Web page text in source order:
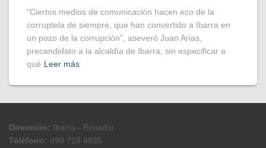
“Ciertos medios de comunicación hacen eco de la
corruptela de siempre, que han convertido a Ibarra en
un pozo de la corrupción”, aseveró Juan Arias,
precandidato a la alcaldía de Ibarra, sin especificar a
qué Leer más
Dirección: Ibarra - Ecuador
Teléfono: 099 718 4835